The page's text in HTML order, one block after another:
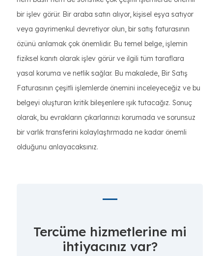
bir işlev görür. Bir araba satın alıyor, kişisel eşya satıyor
veya gayrimenkul devretiyor olun, bir satış faturasının
özünü anlamak çok önemlidir. Bu temel belge, işlemin
fiziksel kanıtı olarak işlev görür ve ilgili tüm taraflara
yasal koruma ve netlik sağlar. Bu makalede, Bir Satış
Faturasının çeşitli işlemlerde önemini inceleyeceğiz ve bu
belgeyi oluşturan kritik bileşenlere ışık tutacağız. Sonuç
olarak, bu evrakların çıkarlarınızı korumada ve sorunsuz
bir varlık transferini kolaylaştırmada ne kadar önemli
olduğunu anlayacaksınız.
Tercüme hizmetlerine mi
ihtiyacınız var?